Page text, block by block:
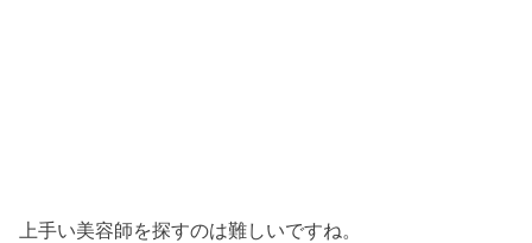
上手い美容師を探すのは難しいですね。